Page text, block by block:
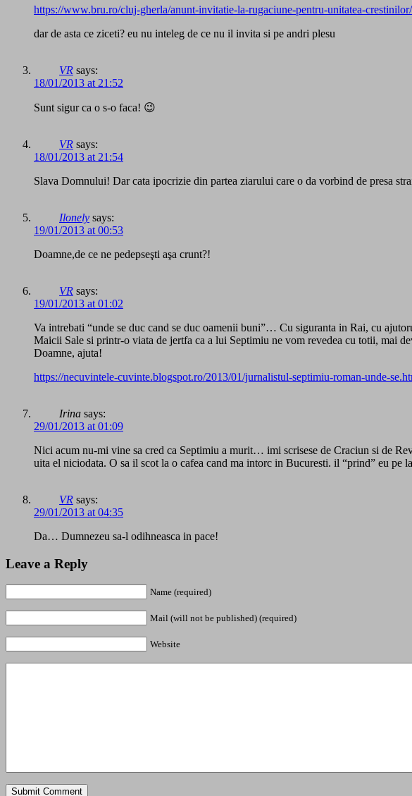
https://www.bru.ro/cluj-gherla/anunt-invitatie-la-rugaciune-pentru-unitatea-crestinilor/
dar de asta ce ziceti? eu nu inteleg de ce nu il invita si pe andri plesu
VR says:
18/01/2013 at 21:52
Sunt sigur ca o s-o faca! 😉
VR says:
18/01/2013 at 21:54
Slava Domnului! Dar cata ipocrizie din partea ziarului care o da vorbind de presa
Ilonely says:
19/01/2013 at 00:53
Doamne,de ce ne pedepseşti aşa crunt?!
VR says:
19/01/2013 at 01:02
Va intrebati “unde se duc cand se duc oamenii buni”… Cu siguranta in Rai, cu
Maicii Sale si printr-o viata de jertfa ca a lui Septimiu ne vom revedea cu totii, mai
Doamne, ajuta!
https://necuvintele-cuvinte.blogspot.ro/2013/01/jurnalistul-septimiu-roman-unde-
Irina says:
29/01/2013 at 01:09
Nici acum nu-mi vine sa cred ca Septimiu a murit… imi scrisese de Craciun si de
uita el niciodata. O sa il scot la o cafea cand ma intorc in Bucuresti. il “prind” eu pe
VR says:
29/01/2013 at 04:35
Da… Dumnezeu sa-l odihneasca in pace!
Leave a Reply
Name (required)
Mail (will not be published) (required)
Website